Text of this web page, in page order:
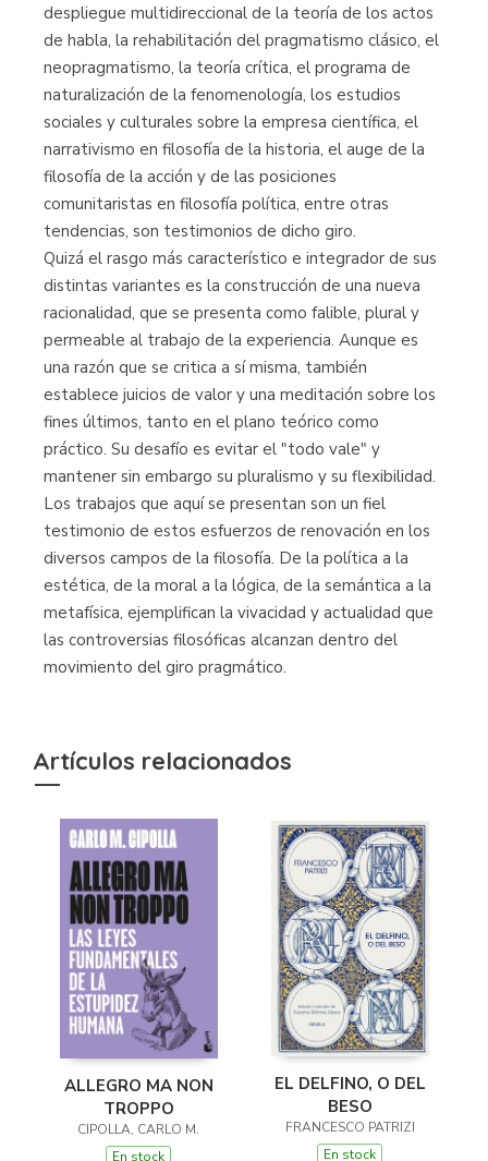
despliegue multidireccional de la teoría de los actos
de habla, la rehabilitación del pragmatismo clásico, el
neopragmatismo, la teoría crítica, el programa de
naturalización de la fenomenología, los estudios
sociales y culturales sobre la empresa científica, el
narrativismo en filosofía de la historia, el auge de la
filosofía de la acción y de las posiciones
comunitaristas en filosofía política, entre otras
tendencias, son testimonios de dicho giro.
Quizá el rasgo más característico e integrador de sus
distintas variantes es la construcción de una nueva
racionalidad, que se presenta como falible, plural y
permeable al trabajo de la experiencia. Aunque es
una razón que se critica a sí misma, también
establece juicios de valor y una meditación sobre los
fines últimos, tanto en el plano teórico como
práctico. Su desafío es evitar el "todo vale" y
mantener sin embargo su pluralismo y su flexibilidad.
Los trabajos que aquí se presentan son un fiel
testimonio de estos esfuerzos de renovación en los
diversos campos de la filosofía. De la política a la
estética, de la moral a la lógica, de la semántica a la
metafísica, ejemplifican la vivacidad y actualidad que
las controversias filosóficas alcanzan dentro del
movimiento del giro pragmático.
Artículos relacionados
ALLEGRO MA NON
TROPPO
CIPOLLA, CARLO M.
En stock
EL DELFINO, O DEL
BESO
FRANCESCO PATRIZI
En stock